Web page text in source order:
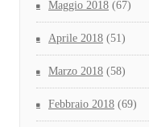
Maggio 2018 (67)
Aprile 2018 (51)
Marzo 2018 (58)
Febbraio 2018 (69)